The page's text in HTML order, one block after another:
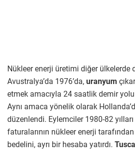
Nükleer enerji üretimi diğer ülkelerde
Avustralya’da 1976’da, uranyum
etmek amacıyla 24 saatlik demir
Aynı amaca yönelik olarak
düzenlendi. Eylemciler 1980-82
faturalarının nükleer enerji
bedelini, ayrı bir hesaba yatırdı.